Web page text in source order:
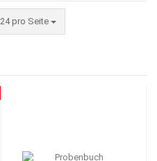
24 pro Seite
pro Seite